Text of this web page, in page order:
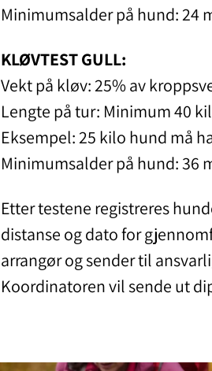
Minimumsalder på hund: 24
KLØVTEST GULL:
Vekt på kløv: 25% av
Lengte på tur: Minimum 40
Eksempel: 25 kilo hund må
Minimumsalder på hund: 36
Etter testene registreres
distanse og dato for
arrangør og sender til
Koordinatoren vil sende ut